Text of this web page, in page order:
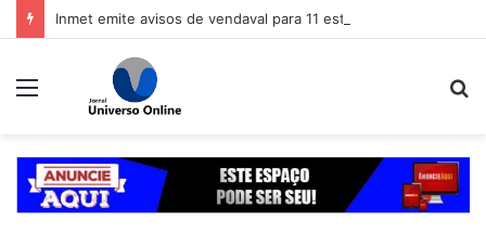
Inmet emite avisos de vendaval para 11 estados
Menu